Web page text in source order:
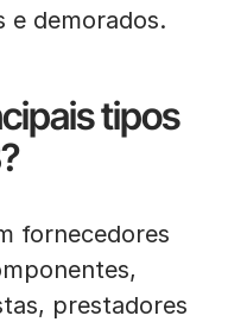
e demorados.
tipos
fornecedores
prestadores